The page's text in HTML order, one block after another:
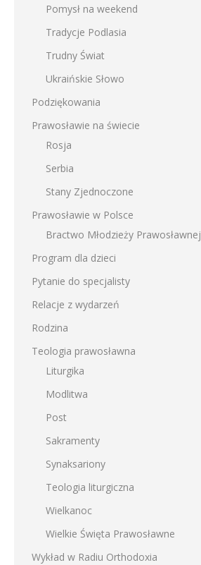
Pomysł na weekend
Tradycje Podlasia
Trudny Świat
Ukraińskie Słowo
Podziękowania
Prawosławie na świecie
Rosja
Serbia
Stany Zjednoczone
Prawosławie w Polsce
Bractwo Młodzieży Prawosławnej
Program dla dzieci
Pytanie do specjalisty
Relacje z wydarzeń
Rodzina
Teologia prawosławna
Liturgika
Modlitwa
Post
Sakramenty
Synaksariony
Teologia liturgiczna
Wielkanoc
Wielkie Święta Prawosławne
Wykład w Radiu Orthodoxia